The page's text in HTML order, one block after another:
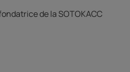
de la SOTOKACC